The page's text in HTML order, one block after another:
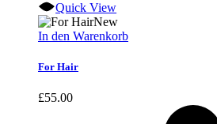
Quick View
New
In den Warenkorb
For Hair
£55.00